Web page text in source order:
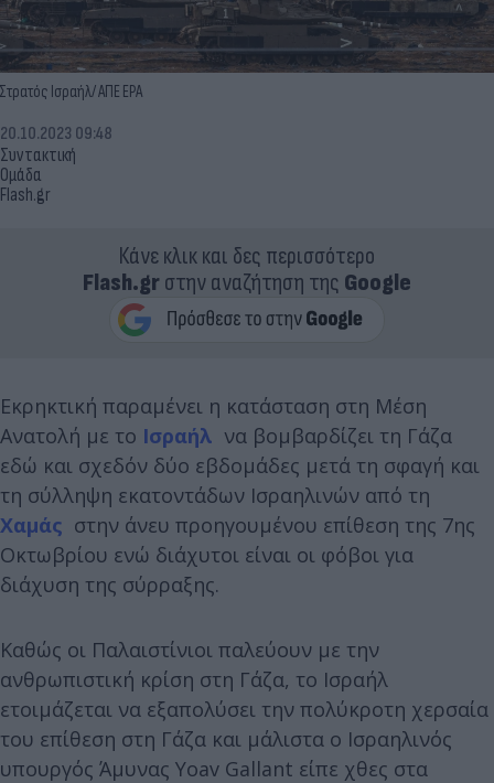
Στρατός Ισραήλ/ ΑΠΕ EPA
Συντακτική
Ομάδα
Flash.gr
20.10.2023 09:48
Κάνε κλικ και δες περισσότερο
Flash.grστην αναζήτηση της Google
Εκρηκτική παραμένει η κατάσταση στη Μέση
Ανατολή με το Ισραήλ να βομβαρδίζει τη Γάζα
εδώ και σχεδόν δύο εβδομάδες μετά τη σφαγή και
τη σύλληψη εκατοντάδων Ισραηλινών από τη
Χαμάς στην άνευ προηγουμένου επίθεση της 7ης
Οκτωβρίου ενώ διάχυτοι είναι οι φόβοι για
διάχυση της σύρραξης.
Καθώς οι Παλαιστίνιοι παλεύουν με την
ανθρωπιστική κρίση στη Γάζα, το Ισραήλ
ετοιμάζεται να εξαπολύσει την πολύκροτη χερσαία
του επίθεση στη Γάζα και μάλιστα ο Ισραηλινός
υπουργός Άμυνας Yoav Gallant είπε χθες στα